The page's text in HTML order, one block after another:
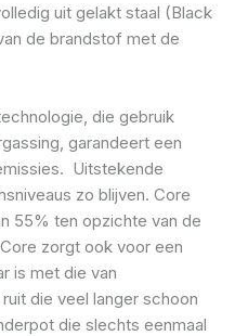
uit gelakt staal (Black
de brandstof met de
die gebruik
garandeert een
Uitstekende
zo blijven. Core
55% ten opzichte van de
zorgt ook voor een
is met die van
die veel langer schoon
die slechts eenmaal